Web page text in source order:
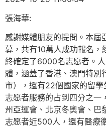
張海華:
感謝媒體朋友的提問。本屆
募，共有10萬人成功報名，
終確定了6000名志愿者。
體，涵蓋了香港、澳門特別
市），還有22個國家的留
志愿者服務的占到四分之一
州亞運會、北京冬奧會、巴
志愿者近500人，還有醫療